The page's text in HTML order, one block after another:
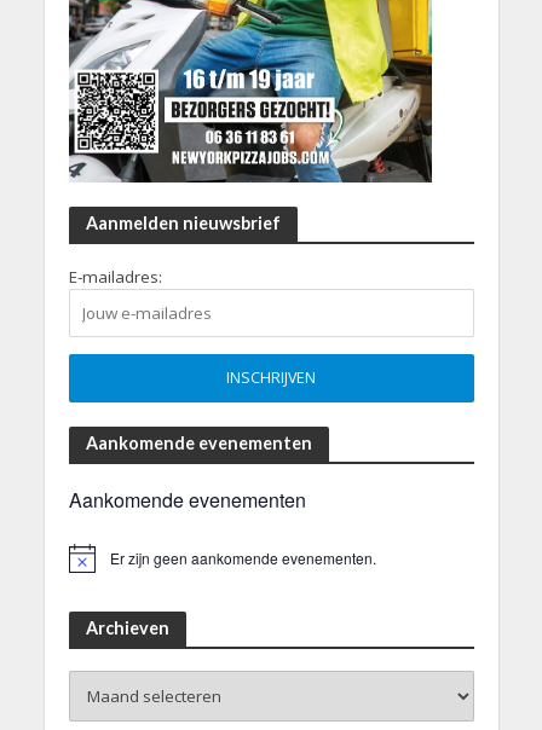
Aanmelden nieuwsbrief
E-mailadres:
Aankomende evenementen
Aankomende evenementen
Er zijn geen aankomende evenementen.
Archieven